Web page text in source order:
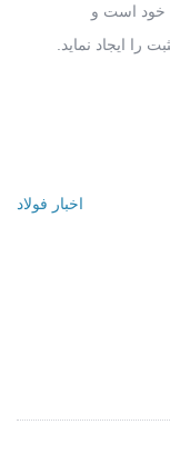
خود است و
را ایجاد نماید.
اخبار فولاد